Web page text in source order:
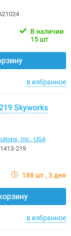
В наличии
15 шт
в избранное
Skyworks
Inc., USA
219
188 шт 3 дня
в избранное